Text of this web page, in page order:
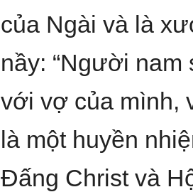
của Ngài và là
nầy: “Người nam
với vợ của mình,
là một huyền
Đấng Christ và